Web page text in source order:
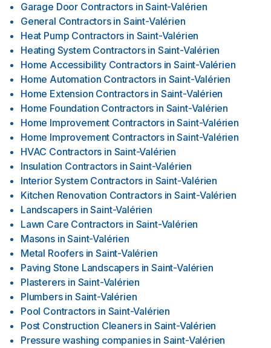
Garage Door Contractors in Saint-Valérien
General Contractors in Saint-Valérien
Heat Pump Contractors in Saint-Valérien
Heating System Contractors in Saint-Valérien
Home Accessibility Contractors in Saint-Valérien
Home Automation Contractors in Saint-Valérien
Home Extension Contractors in Saint-Valérien
Home Foundation Contractors in Saint-Valérien
Home Improvement Contractors in Saint-Valérien
Home Improvement Contractors in Saint-Valérien
HVAC Contractors in Saint-Valérien
Insulation Contractors in Saint-Valérien
Interior System Contractors in Saint-Valérien
Kitchen Renovation Contractors in Saint-Valérien
Landscapers in Saint-Valérien
Lawn Care Contractors in Saint-Valérien
Masons in Saint-Valérien
Metal Roofers in Saint-Valérien
Paving Stone Landscapers in Saint-Valérien
Plasterers in Saint-Valérien
Plumbers in Saint-Valérien
Pool Contractors in Saint-Valérien
Post Construction Cleaners in Saint-Valérien
Pressure washing companies in Saint-Valérien